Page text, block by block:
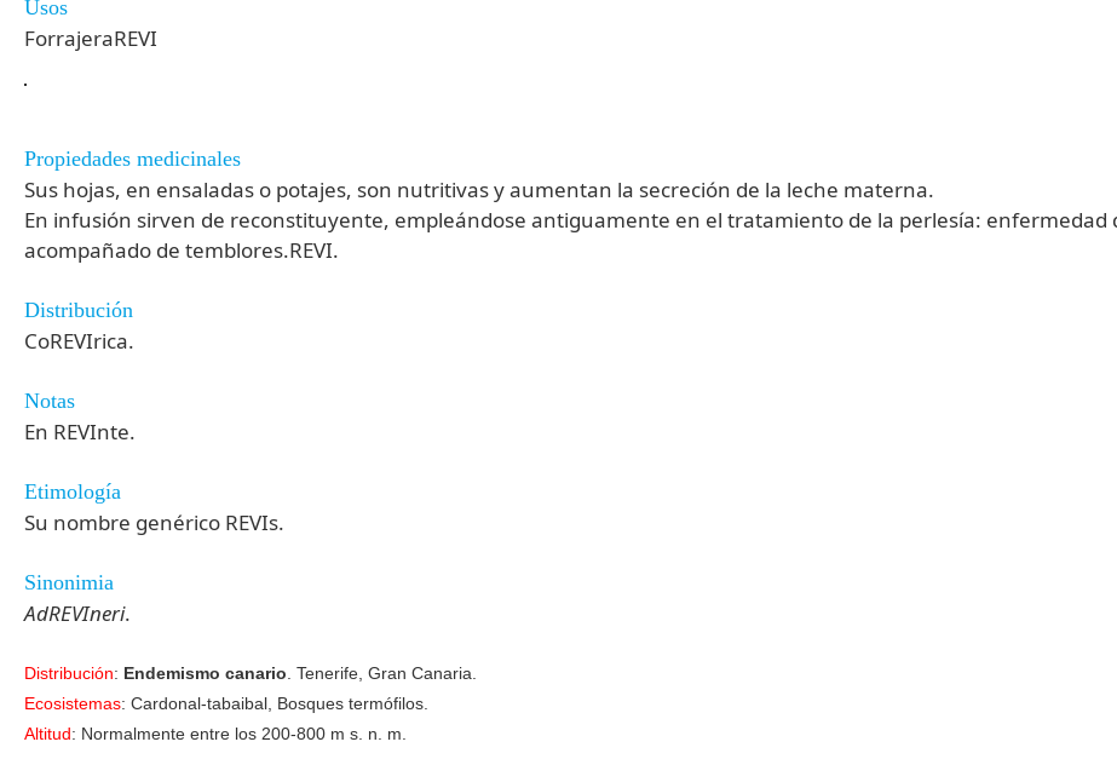
Usos
ForrajeraREVI
Propiedades medicinales
Sus hojas, en ensaladas o potajes, son nutritivas y aumentan la secreción de la leche materna.
En infusión sirven de reconstituyente, empleándose antiguamente en el tratamiento de la perlesía: enfermedad
acompañado de temblores.REVI.
Distribución
CoREVIrica.
Notas
En REVInte.
Etimología
Su nombre genérico REVIs.
Sinonimia
AdREVIneri.
Distribución: Endemismo canario . Tenerife, Gran Canaria.
Ecosistemas: Cardonal-tabaibal, Bosques termófilos.
Altitud: Normalmente entre los 200-800 m s. n. m.